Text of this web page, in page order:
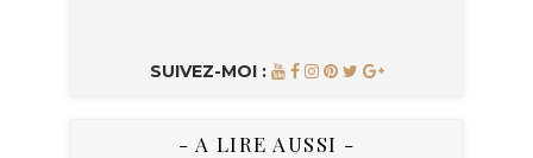
SUIVEZ-MOI :
- A LIRE AUSSI -